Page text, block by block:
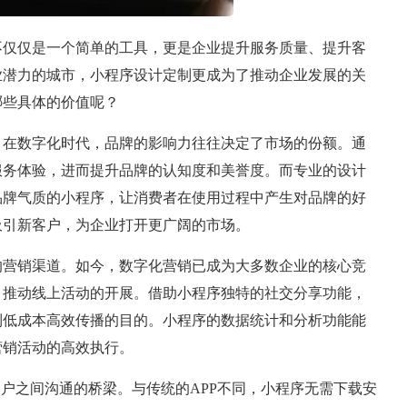
仅是一个简单的工具，更是企业提升服务质量、提升客
力的城市，小程序设计定制更成为了推动企业发展的关
具体的价值呢？
数字化时代，品牌的影响力往往决定了市场的份额。通
体验，进而提升品牌的认知度和美誉度。而专业的设计
气质的小程序，让消费者在使用过程中产生对品牌的好
新客户，为企业打开更广阔的市场。
销渠道。如今，数字化营销已成为大多数企业的核心竞
动线上活动的开展。借助小程序独特的社交分享功能，
成本高效传播的目的。小程序的数据统计和分析功能能
活动的高效执行。
之间沟通的桥梁。与传统的APP不同，小程序无需下载安